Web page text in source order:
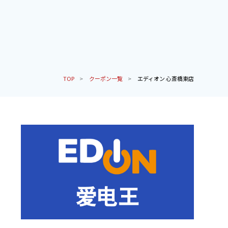
TOP クーポン一覧 エディオン 心斎橋東店